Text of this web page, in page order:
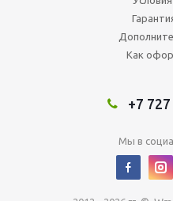
Как
+7
Мы в